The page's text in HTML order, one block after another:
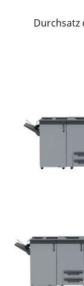
Durchsatz